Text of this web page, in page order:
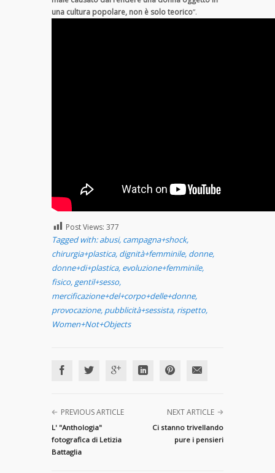
una cultura popolare, non è solo teorico“.
Post Views: 377
Tagged with: abusi, campagna+shock,
chirurgia+plastica, dignità+femminile, donne,
donne+di+plastica, evoluzione+femminile,
fisico, gentil+sesso,
mercificazione+del+corpo+delle+donne,
provocazione, pubblicità+sessista, rispetto,
Women+Not+Objects
PREVIOUS ARTICLE
L' "Anthologia"
fotografica di Letizia
Battaglia
NEXT ARTICLE
Ci stanno trivellando
pure i pensieri